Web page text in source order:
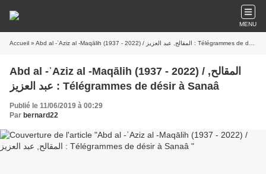
MENU
Accueil » Abd al -ʿAziz al -Maqālih (1937 - 2022) / المقالح, عبد العزيز : Télégrammes de désir à Sanaâ
Abd al -ʿAziz al -Maqālih (1937 - 2022) / المقالح,
عبد العزيز : Télégrammes de désir à Sanaâ
Publié le 11/06/2019 à 00:29
Par bernard22